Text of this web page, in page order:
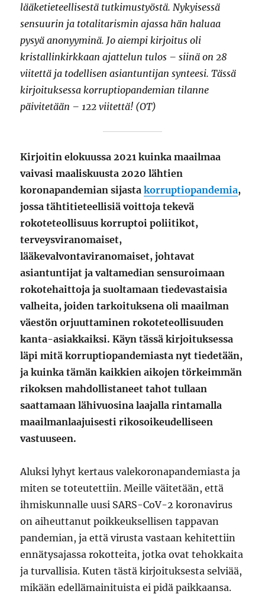
lääketieteellisestä tutkimustyöstä. Nykyisessä
sensuurin ja totalitarismin ajassa hän haluaa
pysyä anonyyminä. Jo aiempi kirjoitus oli
kristallinkirkkaan ajattelun tulos – siinä on 28
viitettä ja todellisen asiantuntijan synteesi. Tässä
kirjoituksessa korruptiopandemian tilanne
päivitetään – 122 viitettä! (OT)
Kirjoitin elokuussa 2021 kuinka maailmaa
vaivasi maaliskuusta 2020 lähtien
koronapandemian sijastakorruptiopandemia,
jossa tähtitieteellisiä voittoja tekevä
rokoteteollisuus korruptoi poliitikot,
terveysviranomaiset,
lääkevalvontaviranomaiset, johtavat
asiantuntijat ja valtamedian sensuroimaan
rokotehaittoja ja suoltamaan tiedevastaisia
valheita, joiden tarkoituksena oli maailman
väestön orjuuttaminen rokoteteollisuuden
kanta-asiakkaiksi. Käyn tässä kirjoituksessa
läpi mitä korruptiopandemiasta nyt tiedetään,
ja kuinka tämän kaikkien aikojen törkeimmän
rikoksen mahdollistaneet tahot tullaan
saattamaan lähivuosina laajalla rintamalla
maailmanlaajuisesti rikosoikeudelliseen
vastuuseen.
Aluksi lyhyt kertaus valekoronapandemiasta ja
miten se toteutettiin. Meille väitetään, että
ihmiskunnalle uusi SARS-CoV-2 koronavirus
on aiheuttanut poikkeuksellisen tappavan
pandemian, ja että virusta vastaan kehitettiin
ennätysajassa rokotteita, jotka ovat tehokkaita
ja turvallisia. Kuten tästä kirjoituksesta selviää,
mikään edellämainituista ei pidä paikkaansa.